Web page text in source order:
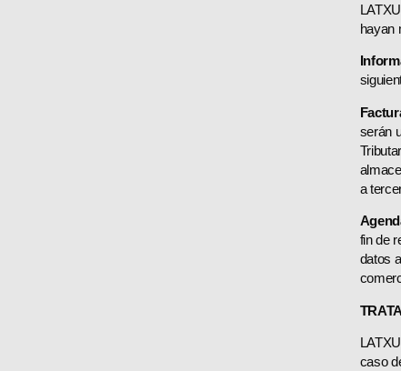
hayan
serán
a
fin de
datos
caso